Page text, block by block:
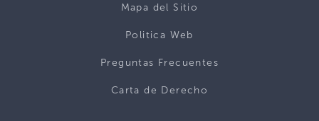
Mapa del Sitio
Politica Web
Preguntas Frecuentes
Carta de Derecho